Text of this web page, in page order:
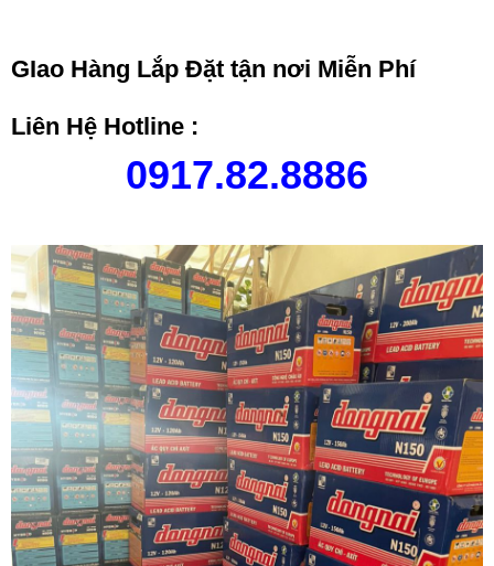
GIao Hàng Lắp Đặt tận nơi Miễn Phí
Liên Hệ Hotline :
0917.82.8886